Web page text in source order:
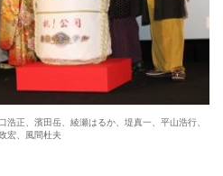
浩正、濱田岳、綾瀬はるか、堤真一、平山浩行、
宏、風間杜夫